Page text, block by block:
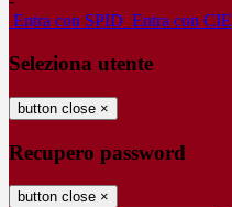
Entra con SPID Entra con CIE
Seleziona utente
button close ×
Recupero password
button close ×